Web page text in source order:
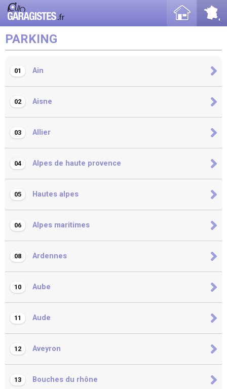
PARKING
01 Ain
02 Aisne
03 Allier
04 Alpes de haute provence
05 Hautes alpes
06 Alpes maritimes
08 Ardennes
10 Aube
11 Aude
12 Aveyron
13 Bouches du rhône